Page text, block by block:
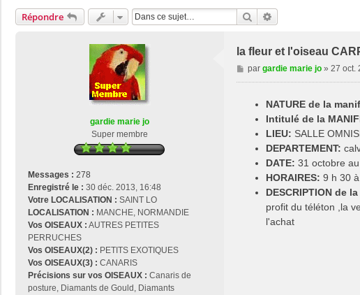
Répondre Rechercher
gardie marie jo
Super membre
Messages : 278
Enregistré le : 30 déc. 2013, 16:48
Votre LOCALISATION : SAINT LO
LOCALISATION : MANCHE, NORMANDIE
Vos OISEAUX : AUTRES PETITES
PERRUCHES
Vos OISEAUX(2) : PETITS EXOTIQUES
Vos OISEAUX(3) : CANARIS
Précisions sur vos OISEAUX : Canaris de
posture, Diamants de Gould, Diamants
la fleur et l'oiseau
M
e
par gardie marie jo» 27 oct.
NATURE de la
Intitulé de la
LIEU: SALLE
DEPARTEMENT:
DATE: 31 octobre
HORAIRES: 9 h 30
DESCRIPTION de
profit du téléton ,la
l'achat